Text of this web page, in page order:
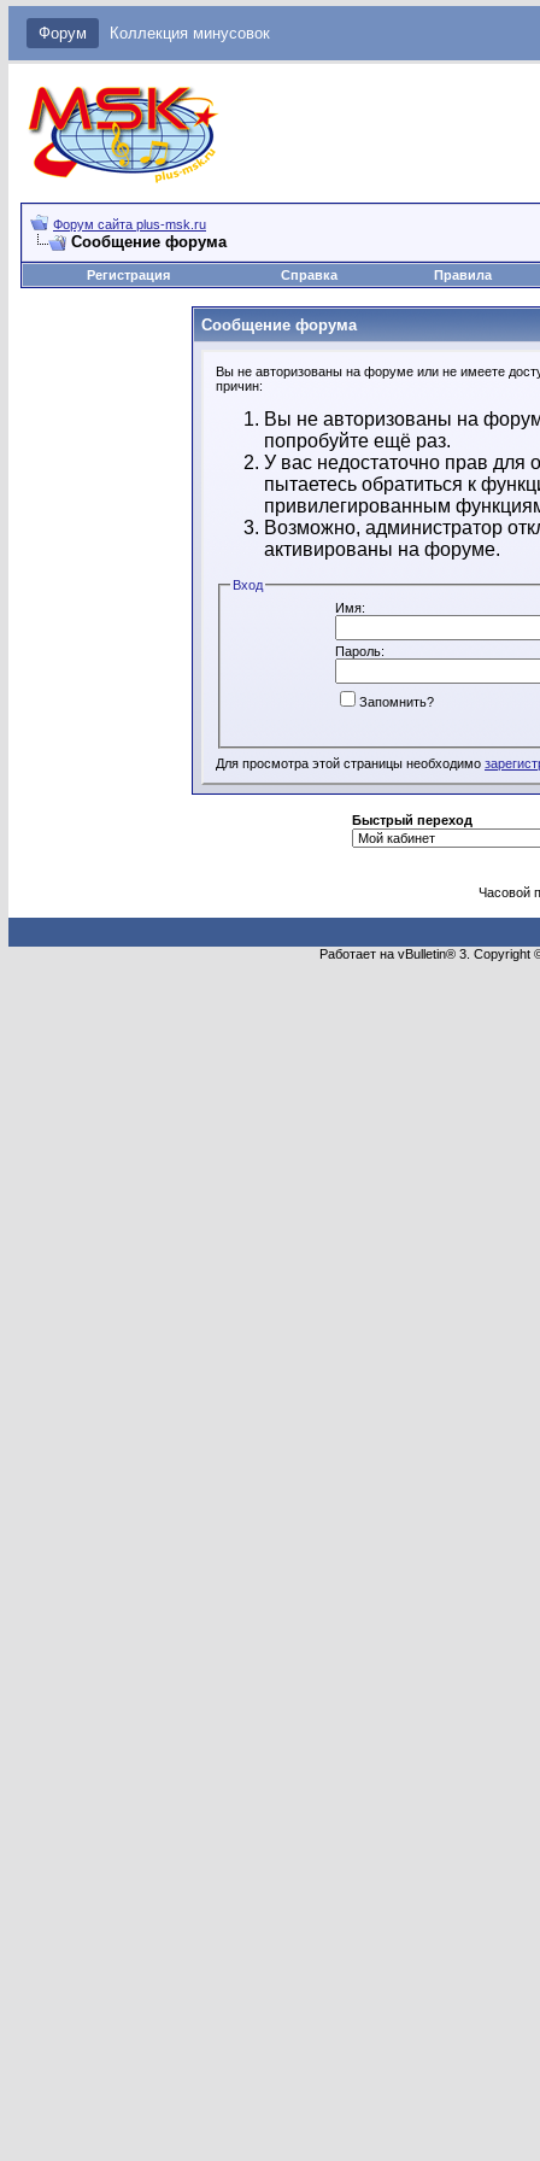
Форум Коллекция минусовок
Форум сайта plus-msk.ru
Сообщение форума
Регистрация Справка Правила
Сообщение форума
Вы не авторизованы на форуме или не имеете
причин:
Вы не авторизованы на
попробуйте ещё раз.
У вас недостаточно прав
пытаетесь обратиться к
привилегированным
Возможно, администратор
активированы на форуме.
Вход
Имя:
Пароль:
Запомнить?
Для просмотра этой страницы необходимо
Быстрый переход
Часовой
Работает на vBulletin® 3.